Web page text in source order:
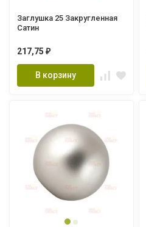
Заглушка 25 Закругленная
Сатин
217,75 ₽
В корзину